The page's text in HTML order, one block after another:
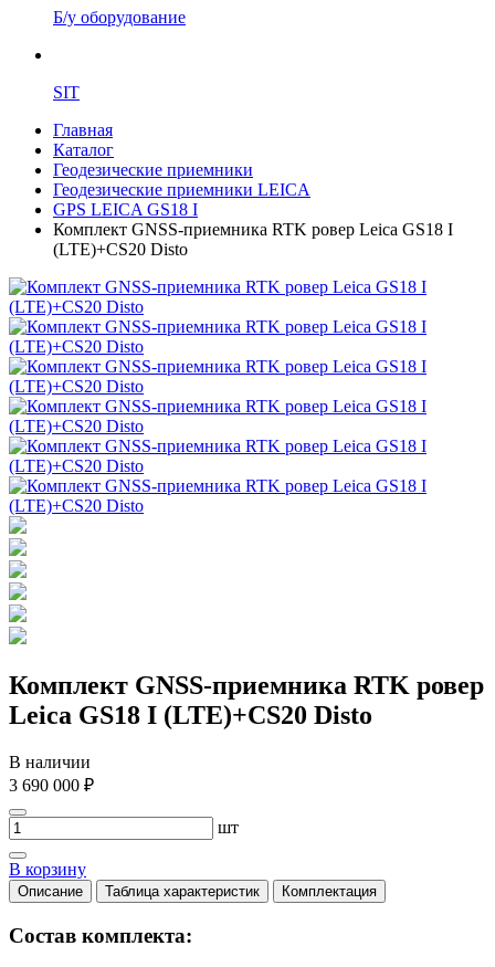
Б/у оборудование
SIT
Главная
Каталог
Геодезические приемники
Геодезические приемники LEICA
GPS LEICA GS18 I
Комплект GNSS-приемника RTK ровер Leica GS18 I
(LTE)+CS20 Disto
Комплект GNSS-приемника RTK ровер
Leica GS18 I (LTE)+CS20 Disto
В наличии
3 690 000 ₽
шт
В корзину
Описание Таблица характеристик Комплектация
Состав комплекта: